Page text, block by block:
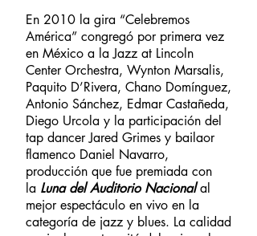
En 2010 la gira “Celebremos
América” congregó por primera vez
en México a la Jazz at Lincoln
Center Orchestra, Wynton Marsalis,
Paquito D’Rivera, Chano Domínguez,
Antonio Sánchez, Edmar Castañeda,
Diego Urcola y la participación del
tap dancer Jared Grimes y bailaor
flamenco Daniel Navarro,
producción que fue premiada con
la Luna del Auditorio Nacionalal
mejor espectáculo en vivo en la
categoría de jazz y blues. La calidad